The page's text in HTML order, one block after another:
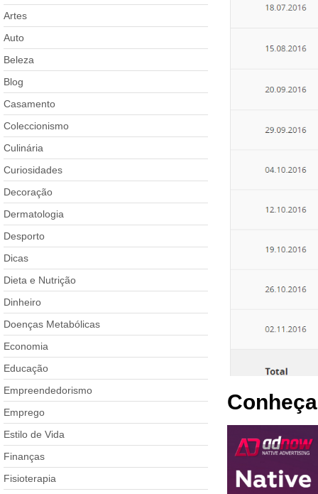
Artes
Auto
Beleza
Blog
Casamento
Coleccionismo
Culinária
Curiosidades
Decoração
Dermatologia
Desporto
Dicas
Dieta e Nutrição
Dinheiro
Doenças Metabólicas
Economia
Educação
Empreendedorismo
Emprego
Estilo de Vida
Finanças
Fisioterapia